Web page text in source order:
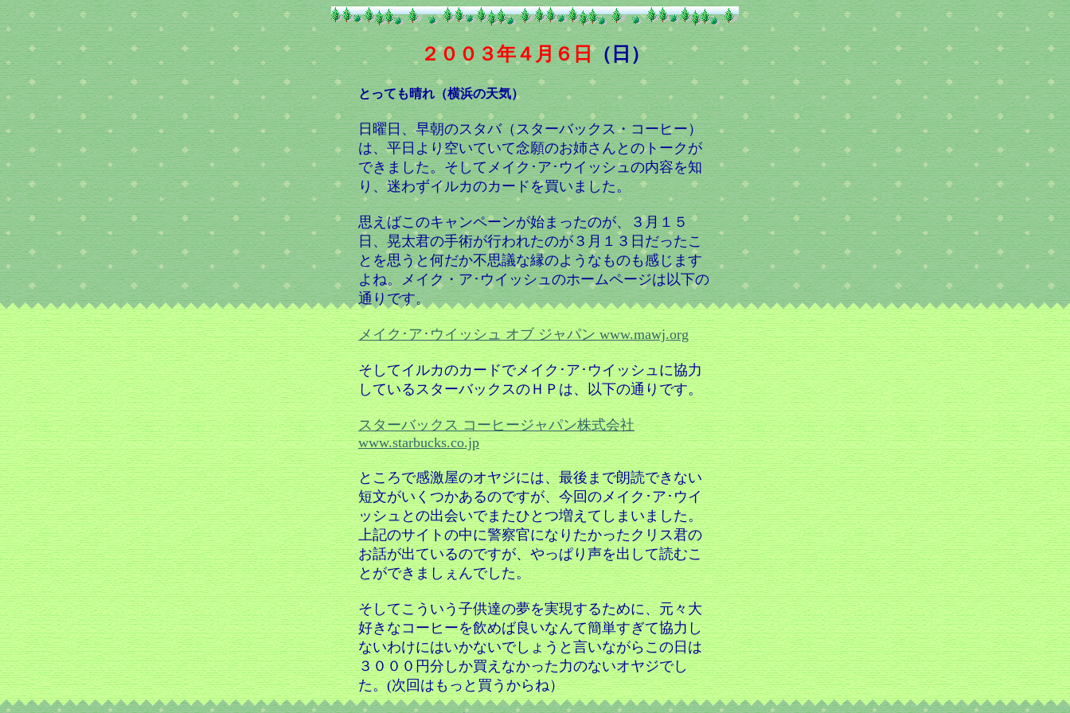
２００３年４月６日（日）
とっても晴れ（横浜の天気）
日曜日、早朝のスタバ（スターバックス・コーヒー）
は、平日より空いていて念願のお姉さんとのトークが
できました。そしてメイク･ア･ウイッシュの内容を知
り、迷わずイルカのカードを買いました。
思えばこのキャンペーンが始まったのが、３月１５
日、晃太君の手術が行われたのが３月１３日だったこ
とを思うと何だか不思議な縁のようなものも感じます
よね。メイク・ア･ウイッシュのホームページは以下の
通りです。
メイク･ア･ウイッシュ オブ ジャパン www.mawj.org
そしてイルカのカードでメイク･ア･ウイッシュに協力
しているスターバックスのＨＰは、以下の通りです。
スターバックス コーヒージャパン株式会社
www.starbucks.co.jp
ところで感激屋のオヤジには、最後まで朗読できない
短文がいくつかあるのですが、今回のメイク･ア･ウイ
ッシュとの出会いでまたひとつ増えてしまいました。
上記のサイトの中に警察官になりたかったクリス君の
お話が出ているのですが、やっぱり声を出して読むこ
とができましぇんでした。
そしてこういう子供達の夢を実現するために、元々大
好きなコーヒーを飲めば良いなんて簡単すぎて協力し
ないわけにはいかないでしょうと言いながらこの日は
３０００円分しか買えなかった力のないオヤジでし
た。(次回はもっと買うからね）